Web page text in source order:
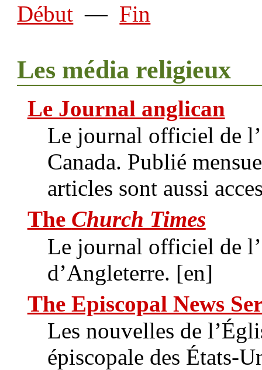
Début — Fin
Les média religieux
Le Journal anglican
Le journal officiel de
Canada. Publié
articles sont aussi
The Church Times
Le journal officiel de
d’Angleterre. [en]
The Episcopal News
Les nouvelles de
épiscopale des États-